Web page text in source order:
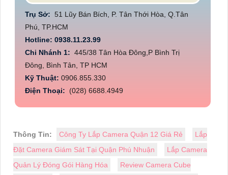
Trụ Sở: 51 Lũy Bán Bích, P. Tân Thới Hòa, Q.Tân
Phú, TP.HCM
Hotline: 0938.11.23.99
Chi Nhánh 1: 445/38 Tân Hòa Đông,P Bình Trị
Đông, Bình Tân, TP HCM
Kỹ Thuật: 0906.855.330
Điện Thoại: (028) 6688.4949
Thông Tin: Công Ty Lắp Camera Quận 12 Giá Rẻ
Lắp
Đặt Camera Giám Sát Tại Quận Phú Nhuận
Lắp Camera
Quản Lý Đóng Gói Hàng Hóa
Review Camera Cube